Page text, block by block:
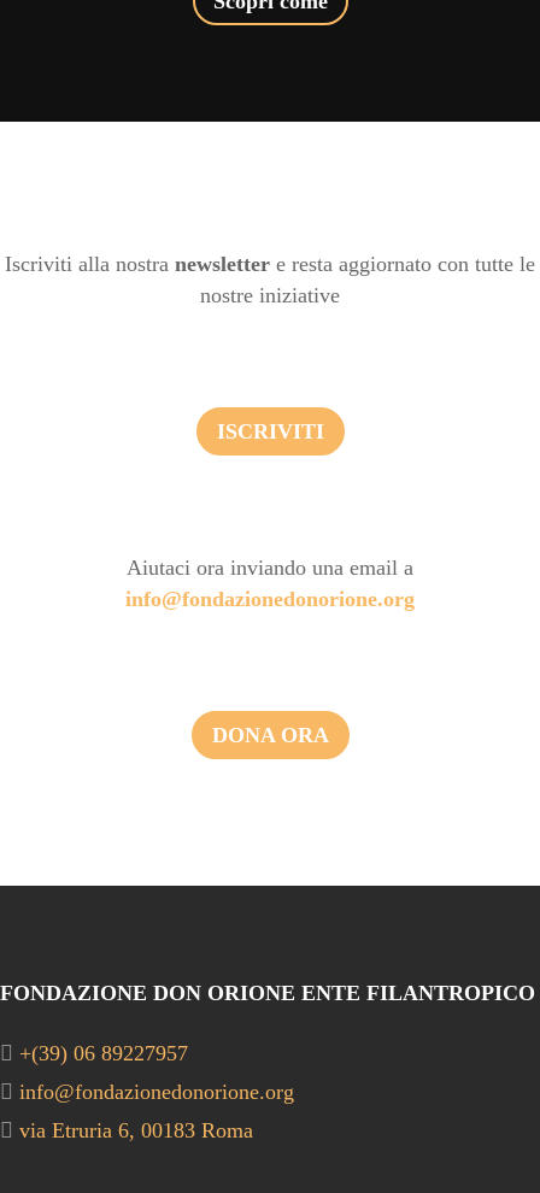
Iscriviti alla nostra newsletter e resta aggiornato con tutte le
nostre iniziative
ISCRIVITI
Aiutaci ora inviando una email a
info@fondazionedonorione.org
DONA ORA
FONDAZIONE DON ORIONE ENTE FILANTROPICO
+(39) 06 89227957
info@fondazionedonorione.org
via Etruria 6, 00183 Roma